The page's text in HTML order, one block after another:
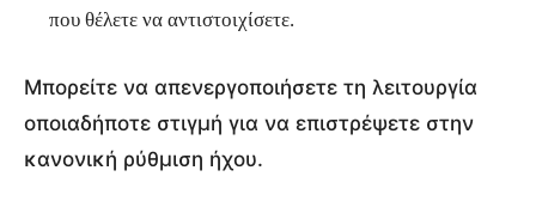
που θέλετε να αντιστοιχίσετε.
Μπορείτε να απενεργοποιήσετε τη λειτουργία
οποιαδήποτε στιγμή για να επιστρέψετε στην
κανονική ρύθμιση ήχου.